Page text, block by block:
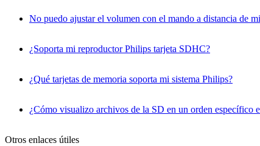
No puedo ajustar el volumen con el mando a distancia de
¿Soporta mi reproductor Philips tarjeta SDHC?
¿Qué tarjetas de memoria soporta mi sistema Philips?
¿Cómo visualizo archivos de la SD en un orden específico
Otros enlaces útiles